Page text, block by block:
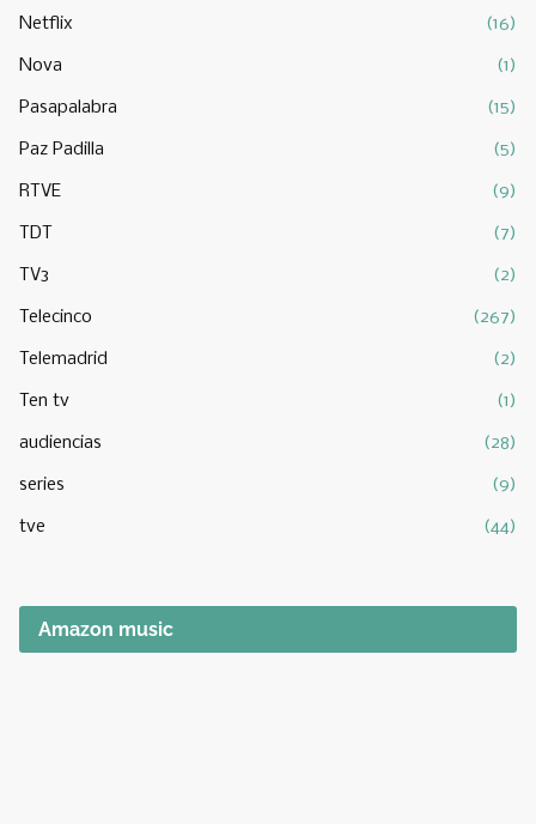
Netflix (16)
Nova (1)
Pasapalabra (15)
Paz Padilla (5)
RTVE (9)
TDT (7)
TV3 (2)
Telecinco (267)
Telemadrid (2)
Ten tv (1)
audiencias (28)
series (9)
tve (44)
Amazon music